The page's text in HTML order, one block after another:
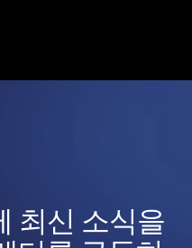
최신 소식을